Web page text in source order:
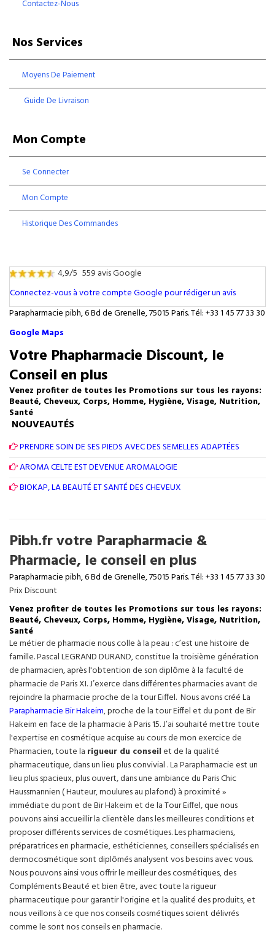
Contactez-Nous
Nos Services
Moyens De Paiement
Guide De Livraison
Mon Compte
Se Connecter
Mon Compte
Historique Des Commandes
4,9/5 559 avis Google
Connectez-vous à votre compte Google pour rédiger un avis
Parapharmacie pibh, 6 Bd de Grenelle, 75015 Paris. Tél: +33 1 45 77 33 30
Google Maps
Votre Phapharmacie Discount, le
Conseil en plus
Venez profiter de toutes les Promotions sur tous les rayons:
Beauté, Cheveux, Corps, Homme, Hygiène, Visage, Nutrition,
Santé
NOUVEAUTÉS
PRENDRE SOIN DE SES PIEDS AVEC DES SEMELLES ADAPTÉES
AROMA CELTE EST DEVENUE AROMALOGIE
BIOKAP, LA BEAUTÉ ET SANTÉ DES CHEVEUX
Pibh.fr votre Parapharmacie &
Pharmacie, le conseil en plus
Parapharmacie pibh, 6 Bd de Grenelle, 75015 Paris. Tél: +33 1 45 77 33 30
Prix Discount
Venez profiter de toutes les Promotions sur tous les rayons:
Beauté, Cheveux, Corps, Homme, Hygiène, Visage, Nutrition,
Santé
Le métier de pharmacie nous colle à la peau : c’est une histoire de
famille. Pascal LEGRAND DURAND, constitue la troisième génération
de pharmacien, après l'obtention de son diplôme à la faculté de
pharmacie de Paris XI. J’exerce dans différentes pharmacies avant de
rejoindre la pharmacie proche de la tour Eiffel. Nous avons créé La
Parapharmacie Bir Hakeim, proche de la tourEiffelet du pont de Bir
Hakeim en face de la pharmacie à Paris 15. J’ai souhaité mettre toute
l'expertise en cosmétique acquise au cours de mon exercice de
Pharmacien, toute la rigueur du conseilet de la qualité
pharmaceutique, dans un lieu plus convivial . La Parapharmacie est un
lieu plus spacieux, plus ouvert, dans une ambiance du Paris Chic
Haussmannien ( Hauteur, moulures au plafond) à proximité »
immédiate du pont de Bir Hakeim et de la Tour Eiffel, que nous
pouvons ainsi accueillir la clientèle dans les meilleures conditions et
proposer différents services de cosmétiques. Les pharmaciens,
préparatrices en pharmacie, esthéticiennes, conseillers spécialisés en
dermocosmétique sont diplômés analysent vos besoins avec vous.
Nous pouvons ainsi vous offrir le meilleur des cosmétiques, des
Compléments Beauté et bien être, avec toute la rigueur
pharmaceutique pour garantir l'origine et la qualité des produits, et
nous veillons à ce que nos conseils cosmétiques soient délivrés
comme le sont nos conseils en pharmacie.